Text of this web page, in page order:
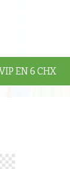
EN 6 CHX